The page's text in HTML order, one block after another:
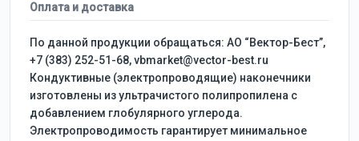
Оплата и доставка
По данной продукции обращаться: АО “Вектор-Бест”,
+7 (383) 252-51-68, vbmarket@vector-best.ru
Кондуктивные (электропроводящие) наконечники
изготовлены из ультрачистого полипропилена с
добавлением глобулярного углерода.
Электропроводимость гарантирует минимальное